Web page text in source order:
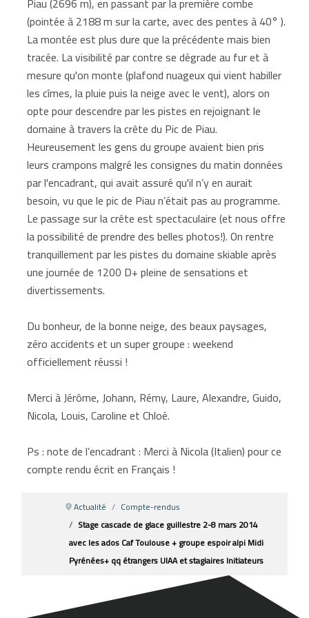
(pointée à 2188 m sur la carte, avec des pentes à 40° ).
La montée est plus dure que la précédente mais bien
tracée. La visibilité par contre se dégrade au fur et à
mesure qu'on monte (plafond nuageux qui vient habiller
les cîmes, la pluie puis la neige avec le vent), alors on
opte pour descendre par les pistes en rejoignant le
domaine à travers la crête du Pic de Piau.
Heureusement les gens du groupe avaient bien pris
leurs crampons malgré les consignes du matin données
par l'encadrant, qui avait assuré qu'il n’y en aurait
besoin, vu que le pic de Piau n’était pas au programme.
Le passage sur la crête est spectaculaire (et nous offre
la possibilité de prendre des belles photos!). On rentre
tranquillement par les pistes du domaine skiable après
une journée de 1200 D+ pleine de sensations et
divertissements.
Du bonheur, de la bonne neige, des beaux paysages,
zéro accidents et un super groupe : weekend
officiellement réussi !
Merci à Jérôme, Johann, Rémy, Laure, Alexandre, Guido,
Nicola, Louis, Caroline et Chloé.
Ps : note de l’encadrant : Merci à Nicola (Italien) pour ce
compte rendu écrit en Français !
Actualité
Compte-rendus
Stage cascade de glace guillestre 2-8 mars 2014
avec les ados Caf Toulouse + groupe espoir alpi Midi
Pyrénées+ qq étrangers UIAA et stagiaires Initiateurs